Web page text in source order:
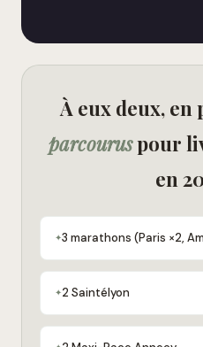
À eux deux, en
parcouruspour
en
3 marathons (Paris ×2,
2 Saintélyon